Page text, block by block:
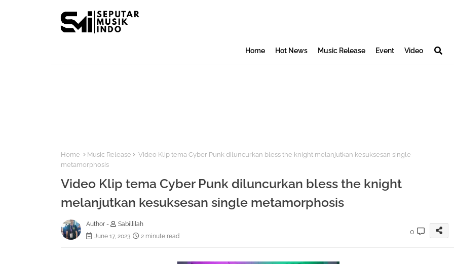
Home Hot News Music Release Event Video
Home Music Release
Video Klip tema Cyber Punk diluncurkan bless the knight melanjutkan kesuksesan single
metamorphosis
Video Klip tema Cyber Punk diluncurkan bless the knight
melanjutkan kesuksesan single metamorphosis
Author -
Sabillilah
June 17, 2023
2 minute read
0